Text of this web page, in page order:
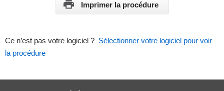
Imprimer la procédure
Ce n’est pas votre logiciel ? Sélectionner votre logiciel pour voir
la procédure